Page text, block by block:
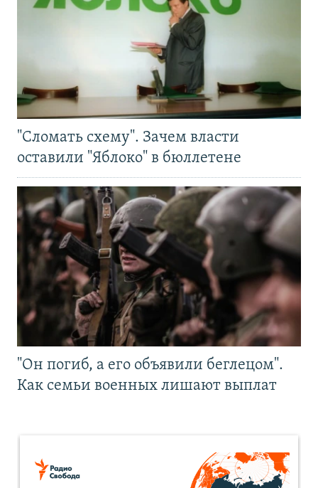
"Сломать схему". Зачем власти
оставили "Яблоко" в бюллетене
"Он погиб, а его объявили беглецом".
Как семьи военных лишают выплат